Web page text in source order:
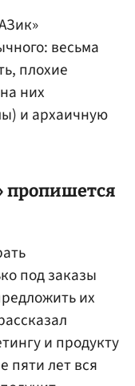
весьма
плохие
них
и архаичную
пропишется
под заказы
их
и продукту
пяти лет вся